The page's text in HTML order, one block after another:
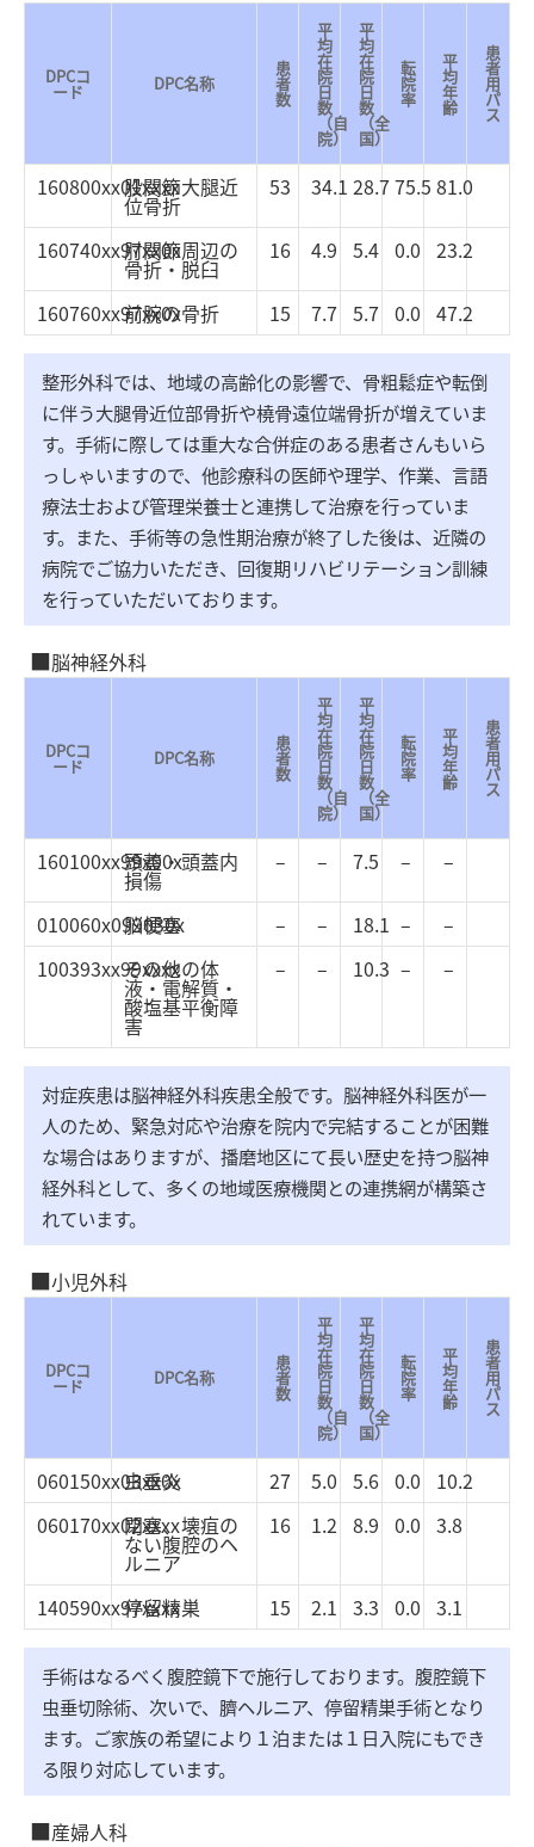
DPCコ
ード DPC名称
患
者
数
平
均
在
院
日
数
（自
院）
平
均
在
院
日
数
（全
国）
転
院
率
平
均
年
齢
患
者
用
パ
ス
160800xx01xxxx股関節大腿近
位骨折
53 34.1 28.775.5 81.0
160740xx97xx0x肘関節周辺の
骨折・脱臼
16 4.9 5.4 0.0 23.2
160760xx97xx0x
前腕の骨折 15 7.7 5.7 0.0 47.2
整形外科では、地域の高齢化の影響で、骨粗鬆症や転倒
に伴う大腿骨近位部骨折や橈骨遠位端骨折が増えていま
す。手術に際しては重大な合併症のある患者さんもいら
っしゃいますので、他診療科の医師や理学、作業、言語
療法士および管理栄養士と連携して治療を行っていま
す。また、手術等の急性期治療が終了した後は、近隣の
病院でご協力いただき、回復期リハビリテーション訓練
を行っていただいております。
脳神経外科
DPCコ
ード DPC名称
患
者
数
平
均
在
院
日
数
（自
院）
平
均
在
院
日
数
（全
国）
転
院
率
平
均
年
齢
患
者
用
パ
ス
160100xx99x00x頭蓋・頭蓋内
損傷
– – 7.5 – –
010060x099030x
脳梗塞 – – 18.1 –
–
100393xx99xxxx
その他の体
液・電解質・
酸塩基平衡障
害
– – 10.3 – –
対症疾患は脳神経外科疾患全般です。脳神経外科医が一
人のため、緊急対応や治療を院内で完結することが困難
な場合はありますが、播磨地区にて長い歴史を持つ脳神
経外科として、多くの地域医療機関との連携網が構築さ
れています。
小児外科
DPCコ
ード DPC名称
患
者
数
平
均
在
院
日
数
（自
院）
平
均
在
院
日
数
（全
国）
転
院
率
平
均
年
齢
患
者
用
パ
ス
060150xx03xx0x
虫垂炎 27 5.0 5.6 0.0
10.2
060170xx02xxxx閉塞、壊疽の
ない腹腔のヘ
ルニア
16 1.2 8.9 0.0 3.8
140590xx97xxxx
停留精巣 15 2.1 3.3 0.0 3.1
手術はなるべく腹腔鏡下で施行しております。腹腔鏡下
虫垂切除術、次いで、臍ヘルニア、停留精巣手術となり
ます。ご家族の希望により１泊または１日入院にもでき
る限り対応しています。
産婦人科